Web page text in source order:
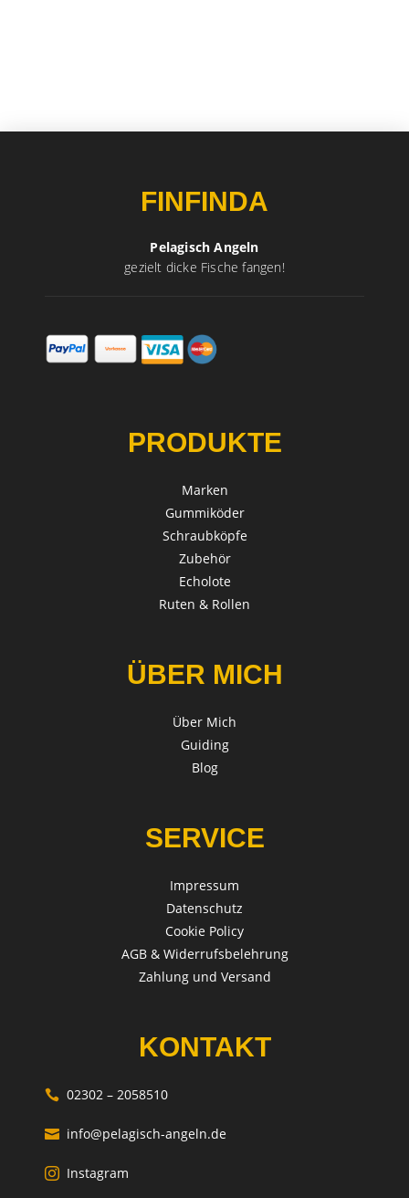
FINFINDA
Pelagisch Angeln
gezielt dicke Fische fangen!
PRODUKTE
Marken
Gummiköder
Schraubköpfe
Zubehör
Echolote
Ruten & Rollen
ÜBER MICH
Über Mich
Guiding
Blog
SERVICE
Impressum
Datenschutz
Cookie Policy
AGB & Widerrufsbelehrung
Zahlung und Versand
KONTAKT
 02302 – 2058510
 info@pelagisch-angeln.de
 Instagram